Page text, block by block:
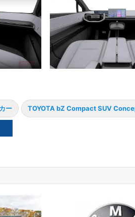
ー TOYOTA bZ Compact SUV